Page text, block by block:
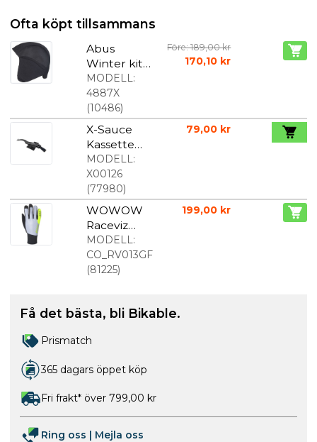
Ofta köpt tillsammans
Abus
Winter kit
hjälmmössa
MODELL:
4887X
(10486)
Före: 189,00 kr
170,10 kr
X-Sauce
Kassette
Borsta
MODELL:
X00126
(77980)
79,00 kr
WOWOW
Raceviz
Flash
Reflekteran
de
MODELL:
CO_RV013GF
(81225)
199,00 kr
Få det bästa, bli Bikable.
Prismatch
365 dagars öppet köp
Fri frakt* över 799,00 kr
Ring oss | Mejla oss